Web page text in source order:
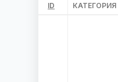
ID КАТЕГОРИЯ